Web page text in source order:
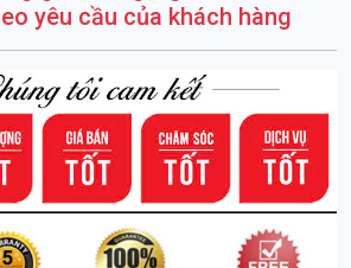
yêu cầu của khách hàng